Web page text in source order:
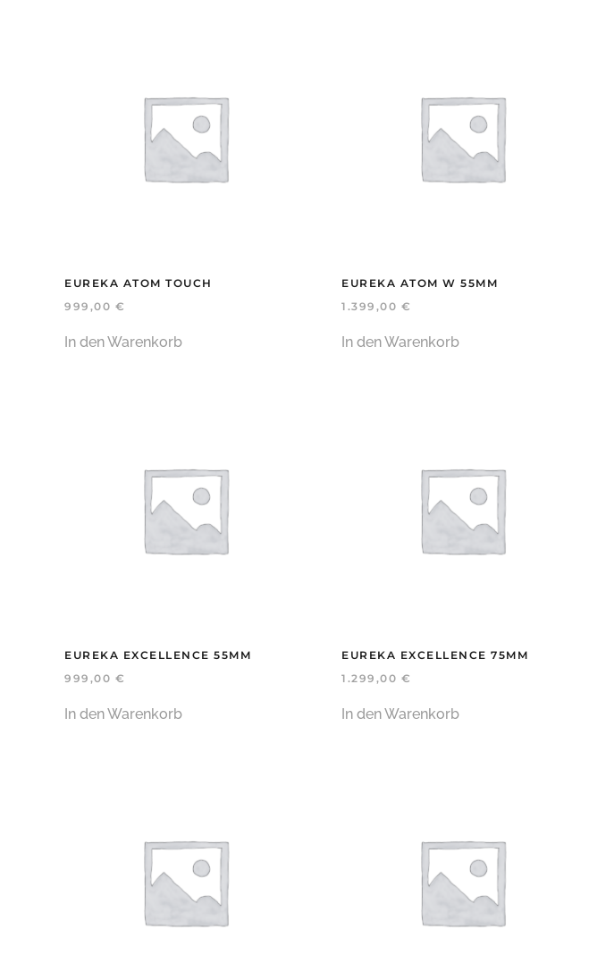
EUREKA ATOM TOUCH
999,00 €
In den Warenkorb
EUREKA ATOM W 55MM
1.399,00 €
In den Warenkorb
EUREKA EXCELLENCE 55MM
999,00 €
In den Warenkorb
EUREKA EXCELLENCE 75MM
1.299,00 €
In den Warenkorb